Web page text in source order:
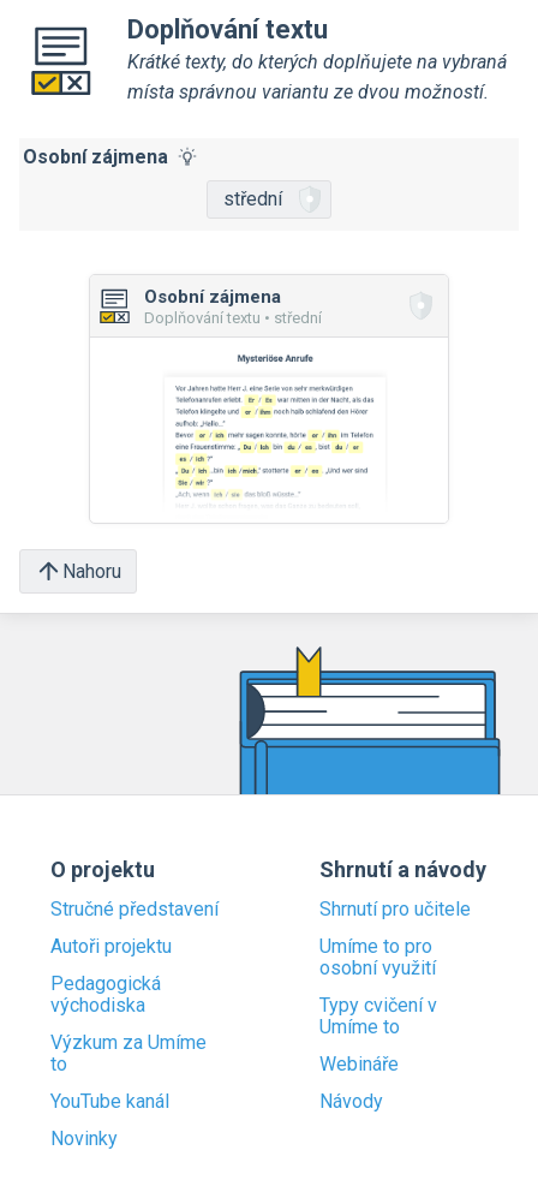
Doplňování textu
Krátké texty, do kterých doplňujete na vybraná
místa správnou variantu ze dvou možností.
Osobní zájmena
střední
Osobní zájmena
Doplňování textu • střední
Nahoru
O projektu
Stručné představení
Autoři projektu
Pedagogická
východiska
Výzkum za Umíme
to
YouTube kanál
Novinky
Shrnutí a návody
Shrnutí pro učitele
Umíme to pro
osobní využití
Typy cvičení v
Umíme to
Webináře
Návody